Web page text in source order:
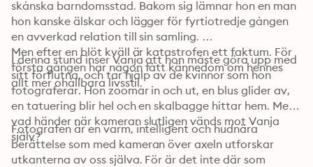
skånska barndomsstad. Bakom sig lämnar hon en man
hon kanske älskar och lägger för fyrtiotredje gången
en avverkad relation till sin samling.
Men efter en blöt kväll är katastrofen ett faktum. För
första gången har någon fått kännedom om hennes
allt mer ohållbara livsstil.
I denna stund inser Vanja att hon måste göra upp med
sitt förflutna, och tar hjälp av de kvinnor som hon
fotograferar. Hon zoomar in och ut, en blus glider av,
en tatuering blir hel och en skalbagge hittar hem. Men
vad händer när kameran slutligen vänds mot Vanja
själv?
Fotografen är en varm, intelligent och hudnära
berättelse som med kameran över axeln utforskar
utkanterna av oss själva. För är det inte där som